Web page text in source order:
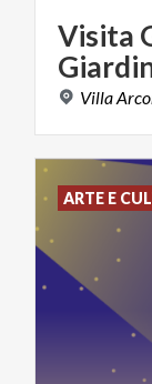
Visita
Villa
ARTE E